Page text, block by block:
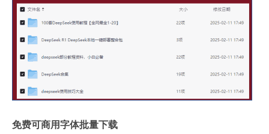
免费可商用字体批量下载